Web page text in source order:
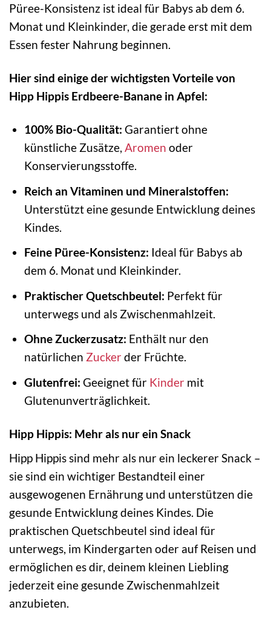
Püree-Konsistenz ist ideal für Babys ab dem 6.
Monat und Kleinkinder, die gerade erst mit dem
Essen fester Nahrung beginnen.
Hier sind einige der wichtigsten Vorteile von
Hipp Hippis Erdbeere-Banane in Apfel:
100% Bio-Qualität: Garantiert ohne
künstliche Zusätze, Aromen oder
Konservierungsstoffe.
Reich an Vitaminen und Mineralstoffen:
Unterstützt eine gesunde Entwicklung deines
Kindes.
Feine Püree-Konsistenz: Ideal für Babys ab
dem 6. Monat und Kleinkinder.
Praktischer Quetschbeutel: Perfekt für
unterwegs und als Zwischenmahlzeit.
Ohne Zuckerzusatz: Enthält nur den
natürlichen Zuckerder Früchte.
Glutenfrei: Geeignet für Kindermit
Glutenunverträglichkeit.
Hipp Hippis: Mehr als nur ein Snack
Hipp Hippis sind mehr als nur ein leckerer Snack –
sie sind ein wichtiger Bestandteil einer
ausgewogenen Ernährung und unterstützen die
gesunde Entwicklung deines Kindes. Die
praktischen Quetschbeutel sind ideal für
unterwegs, im Kindergarten oder auf Reisen und
ermöglichen es dir, deinem kleinen Liebling
jederzeit eine gesunde Zwischenmahlzeit
anzubieten.